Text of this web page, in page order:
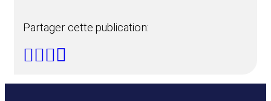
Partager cette publication: